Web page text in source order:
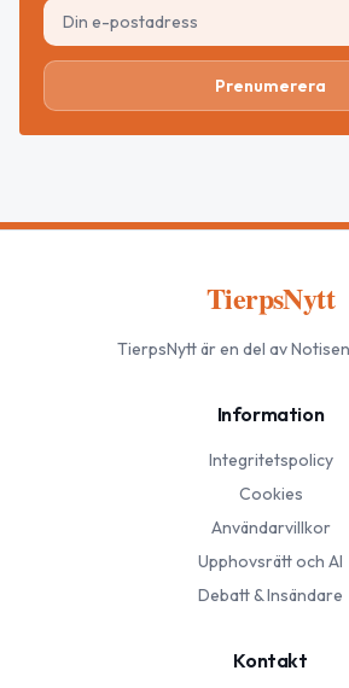
Prenumerera
TierpsNytt
TierpsNyttär en del av
Information
Integritetspolicy
Cookies
Användarvillkor
Upphovsrätt och AI
Debatt & Insändare
Kontakt